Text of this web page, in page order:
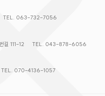
TEL. 063-732-7056
길 111-12
TEL. 043-878-6056
TEL. 070-4136-1057